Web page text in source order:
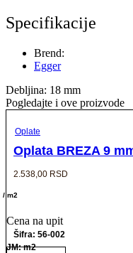
Specifikacije
Brend:
Egger
Debljina: 18 mm
Pogledajte i ove proizvode
Oplate
Oplata BREZA 9
2.538,00 RSD
/ m2
Cena na upit
Šifra: 56-002
JM: m2